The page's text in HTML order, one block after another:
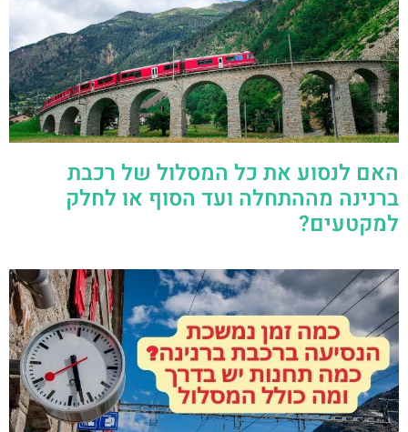
האם לנסוע את כל המסלול של רכבת
ברנינה מההתחלה ועד הסוף או לחלק
למקטעים?